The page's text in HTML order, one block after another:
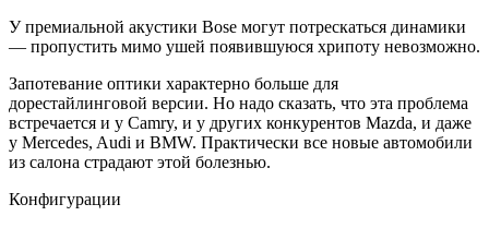
У премиальной акустики Bose могут потрескаться динамики
— пропустить мимо ушей появившуюся хрипоту невозможно.
Запотевание оптики характерно больше для
дорестайлинговой версии. Но надо сказать, что эта проблема
встречается и у Camry, и у других конкурентов Mazda, и даже
у Mercedes, Audi и BMW. Практически все новые автомобили
из салона страдают этой болезнью.
Конфигурации